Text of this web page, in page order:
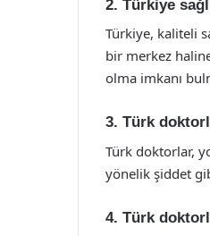
2. Türkiye
Türkiye, kaliteli
bir merkez
olma imkanı
3. Türk
Türk doktorlar,
yönelik şiddet
4. Türk